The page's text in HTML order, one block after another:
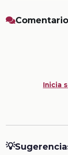
Inicia
💡